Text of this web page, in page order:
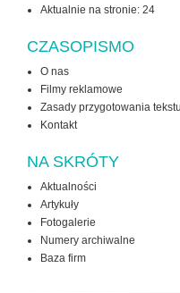
Aktualnie na stronie: 24
CZASOPISMO
O nas
Filmy reklamowe
Zasady przygotowania tekstu
Kontakt
NA SKRÓTY
Aktualności
Artykuły
Fotogalerie
Numery archiwalne
Baza firm